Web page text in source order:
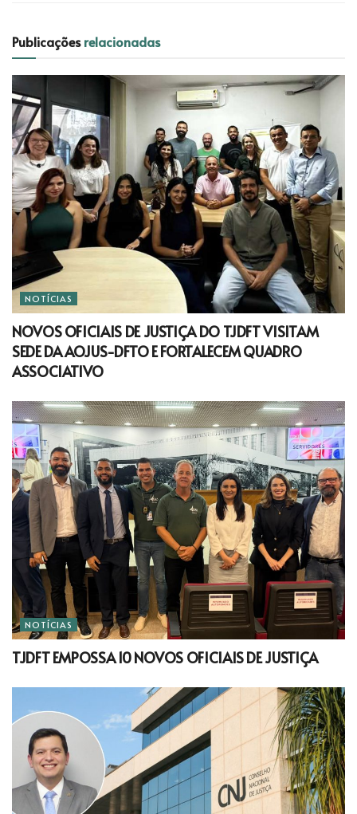
Publicaçõesrelacionadas
NOTÍCIAS
NOVOS OFICIAIS DE JUSTIÇA DO TJDFT VISITAM
SEDE DA AOJUS-DFTO E FORTALECEM QUADRO
ASSOCIATIVO
NOTÍCIAS
TJDFT EMPOSSA 10 NOVOS OFICIAIS DE JUSTIÇA